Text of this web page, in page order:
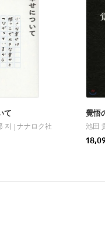
て
저
ナナロク社
覺悟
池田